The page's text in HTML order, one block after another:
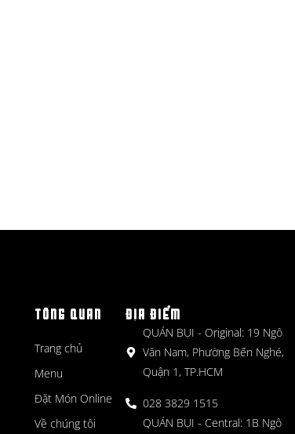
TỔNG QUAN
Trang chủ
Menu
Đặt Món Online
Về chúng tôi
ĐỊA ĐIỂM
QUÁN BỤI - Original: 19 Ngô
Văn Nam, Phường Bến Nghé,
Quận 1, TP.HCM
028 3829 1515
QUÁN BỤI - Central: 1B Ngô